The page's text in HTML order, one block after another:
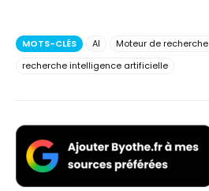
MOTS-CLÉS AI Moteur de recherche
recherche intelligence artificielle